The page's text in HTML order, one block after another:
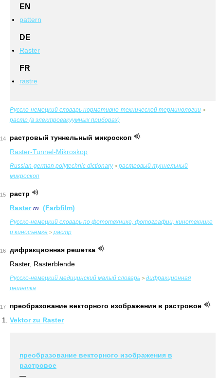
EN
pattern
DE
Raster
FR
rastre
Русско-немецкий словарь нормативно-технической терминологии >
растр (в электровакуумных приборах)
14
растровый туннельный микроскоп
Raster-Tunnel-Mikroskop
Russian-german polytechnic dictionary> растровый туннельный
микроскоп
15
растр
Raster m. (Farbfilm)
Русско-немецкий словарь по фототехнике, фотографии, кинотехнике
и киносъемке > растр
16
дифракционная решетка
Raster, Rasterblende
Руccко-немецкий медицинский малый словарь > дифракционная
решетка
17
преобразование векторного изображения в растровое
Vektor zu Raster
преобразование векторного изображения в
растровое
—